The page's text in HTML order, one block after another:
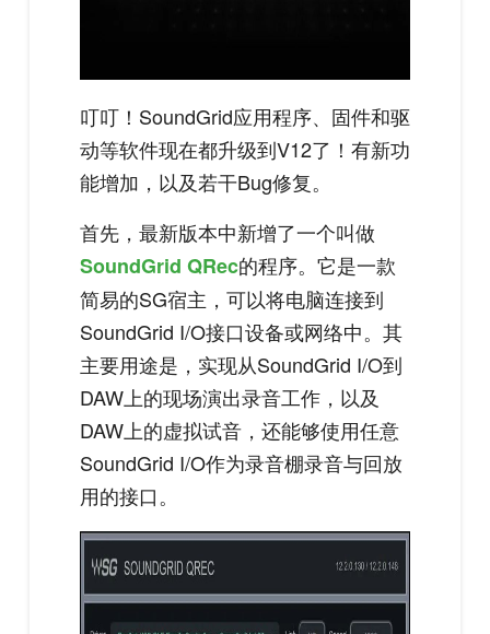
叮叮！SoundGrid应用程序、固件和驱
动等软件现在都升级到V12了！有新功
能增加，以及若干Bug修复。
首先，最新版本中新增了一个叫做
SoundGrid QRec的程序。它是一款
简易的SG宿主，可以将电脑连接到
SoundGrid I/O接口设备或网络中。其
主要用途是，实现从SoundGrid I/O到
DAW上的现场演出录音工作，以及
DAW上的虚拟试音，还能够使用任意
SoundGrid I/O作为录音棚录音与回放
用的接口。